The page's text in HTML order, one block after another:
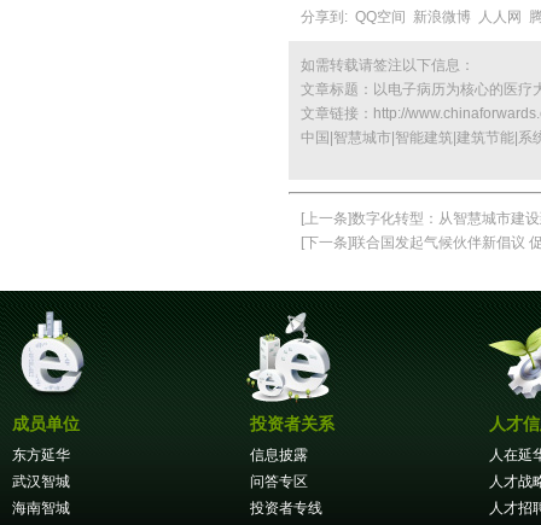
分享到: QQ空间 新浪微博 人人网
如需转载请签注以下信息：
文章标题： 以电子病历为核心的医疗
文章链接： http://
中国|智慧城市|智能建筑|建筑节能|系
[上一条]数字化转型：从智慧城市建
[下一条]联合国发起气候伙伴新倡议
成员单位
东方延华
武汉智城
海南智城
投资者关系
信息披露
问答专区
投资者专线
人才
人在延
人才战
人才招